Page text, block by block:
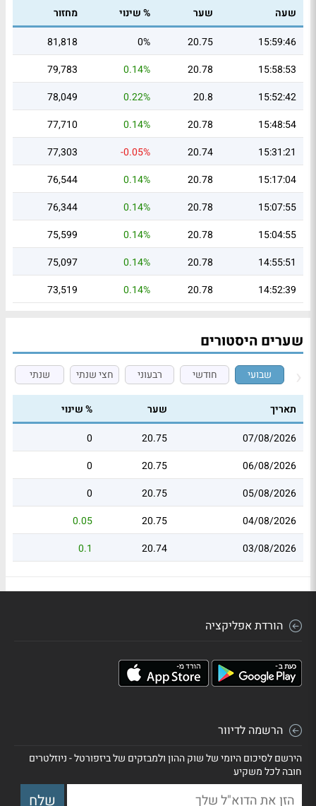
שעה שער % שינוי
מחזור
15:59:46
20.75
0%
81,818
15:58:53
20.78
0.14%
79,783
15:52:42
20.8
0.22%
78,049
15:48:54
20.78
0.14%
77,710
15:31:21
20.74
-0.05%
77,303
15:17:04
20.78
0.14%
76,544
15:07:55
20.78
0.14%
76,344
15:04:55
20.78
0.14%
75,599
14:55:51
20.78
0.14%
75,097
14:52:39
20.78
0.14%
73,519
שערים היסטורים
שבועי חודשי רבעוני חצי שנתי שנתי
תאריך שער
% שינוי
07/08/2026
20.75
0
06/08/2026
20.75
0
05/08/2026
20.75
0
04/08/2026
20.75
0.05
03/08/2026
20.74
0.1
הורדת אפליקציה
הרשמה לדיוור
הירשם לסיכום היומי של שוק ההון ולמבזקים של ביזפורטל - ניוזלטרים
חובה לכל משקיע